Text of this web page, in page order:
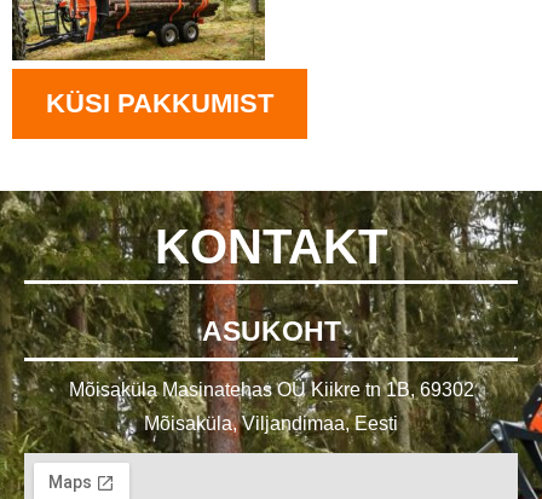
KÜSI PAKKUMIST
KONTAKT
ASUKOHT
Mõisaküla Masinatehas OÜ Kiikre tn 1B, 69302
Mõisaküla, Viljandimaa, Eesti